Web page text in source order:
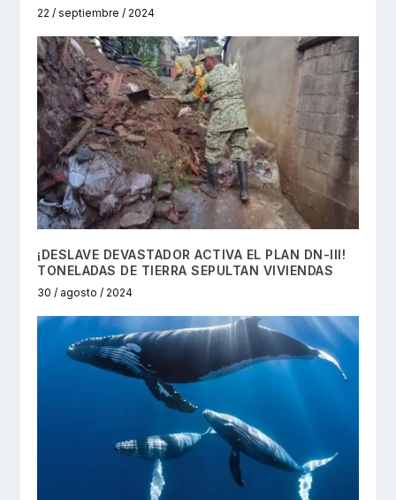
22 / septiembre / 2024
¡DESLAVE DEVASTADOR ACTIVA EL PLAN DN-III!
TONELADAS DE TIERRA SEPULTAN VIVIENDAS
30 / agosto / 2024